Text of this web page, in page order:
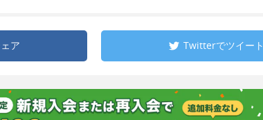
ア Twitterでツイート